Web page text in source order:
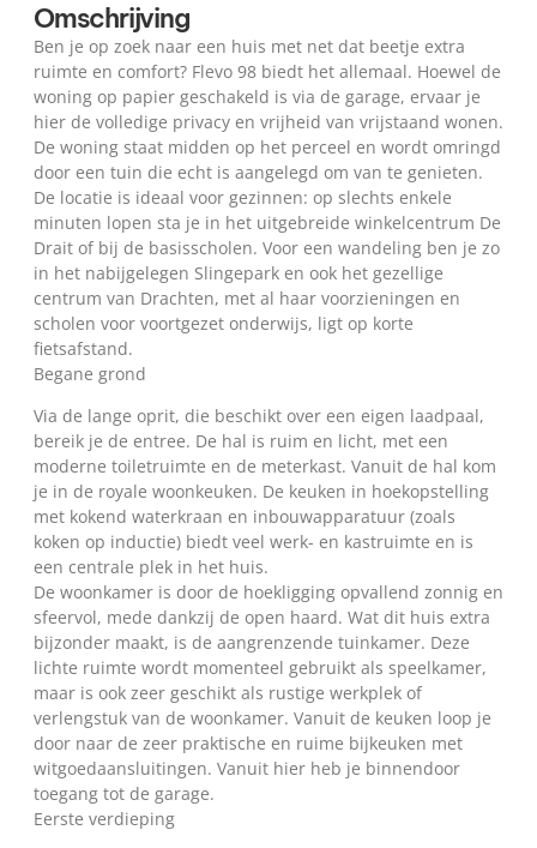
Omschrijving
Ben je op zoek naar een huis met net dat beetje extra
ruimte en comfort? Flevo 98 biedt het allemaal. Hoewel de
woning op papier geschakeld is via de garage, ervaar je
hier de volledige privacy en vrijheid van vrijstaand wonen.
De woning staat midden op het perceel en wordt omringd
door een tuin die echt is aangelegd om van te genieten.
De locatie is ideaal voor gezinnen: op slechts enkele
minuten lopen sta je in het uitgebreide winkelcentrum De
Drait of bij de basisscholen. Voor een wandeling ben je zo
in het nabijgelegen Slingepark en ook het gezellige
centrum van Drachten, met al haar voorzieningen en
scholen voor voortgezet onderwijs, ligt op korte
fietsafstand.
Begane grond
Via de lange oprit, die beschikt over een eigen laadpaal,
bereik je de entree. De hal is ruim en licht, met een
moderne toiletruimte en de meterkast. Vanuit de hal kom
je in de royale woonkeuken. De keuken in hoekopstelling
met kokend waterkraan en inbouwapparatuur (zoals
koken op inductie) biedt veel werk- en kastruimte en is
een centrale plek in het huis.
De woonkamer is door de hoekligging opvallend zonnig en
sfeervol, mede dankzij de open haard. Wat dit huis extra
bijzonder maakt, is de aangrenzende tuinkamer. Deze
lichte ruimte wordt momenteel gebruikt als speelkamer,
maar is ook zeer geschikt als rustige werkplek of
verlengstuk van de woonkamer. Vanuit de keuken loop je
door naar de zeer praktische en ruime bijkeuken met
witgoedaansluitingen. Vanuit hier heb je binnendoor
toegang tot de garage.
Eerste verdieping